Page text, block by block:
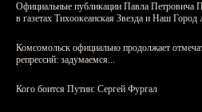
Официальные публикации Павла Петровича
в газетах Тихоокеанская Звезда и Наш
Комсомольск официально продолжает
репрессий: задумаемся...
Кого боится Путин: Сергей Фургал